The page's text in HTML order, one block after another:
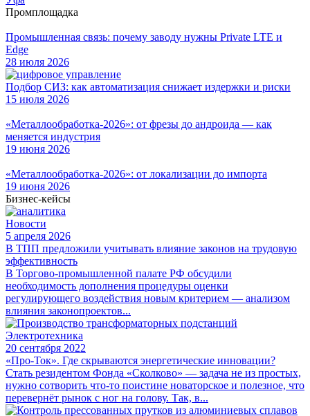
Промплощадка
Промышленная связь: почему заводу нужны Private LTE и
Edge
28 июля 2026
Подбор СИЗ: как автоматизация снижает издержки и риски
15 июля 2026
«Металлообработка-2026»: от фрезы до андроида — как
меняется индустрия
19 июня 2026
«Металлообработка-2026»: от локализации до импорта
19 июня 2026
Бизнес-кейсы
Новости
5 апреля 2026
В ТПП предложили учитывать влияние законов на трудовую
эффективность
В Торгово-промышленной палате РФ обсудили
необходимость дополнения процедуры оценки
регулирующего воздействия новым критерием — анализом
влияния законопроектов...
Электротехника
20 сентября 2022
«Про-Ток». Где скрываются энергетические инновации?
Стать резидентом Фонда «Сколково» — задача не из простых,
нужно сотворить что-то поистине новаторское и полезное, что
перевернёт рынок с ног на голову. Так, в...